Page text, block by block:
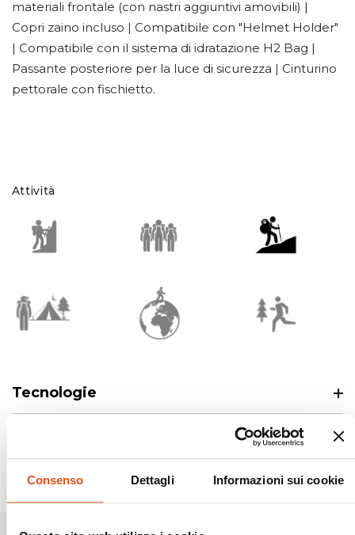
Consenso Dettagli Informazioni sui cookie
materiali frontale (con nastri aggiuntivi amovibili) |
Copri zaino incluso | Compatibile con "Helmet Holder"
| Compatibile con il sistema di idratazione H2 Bag |
Passante posteriore per la luce di sicurezza | Cinturino
pettorale con fischietto.
Attività
Tecnologie